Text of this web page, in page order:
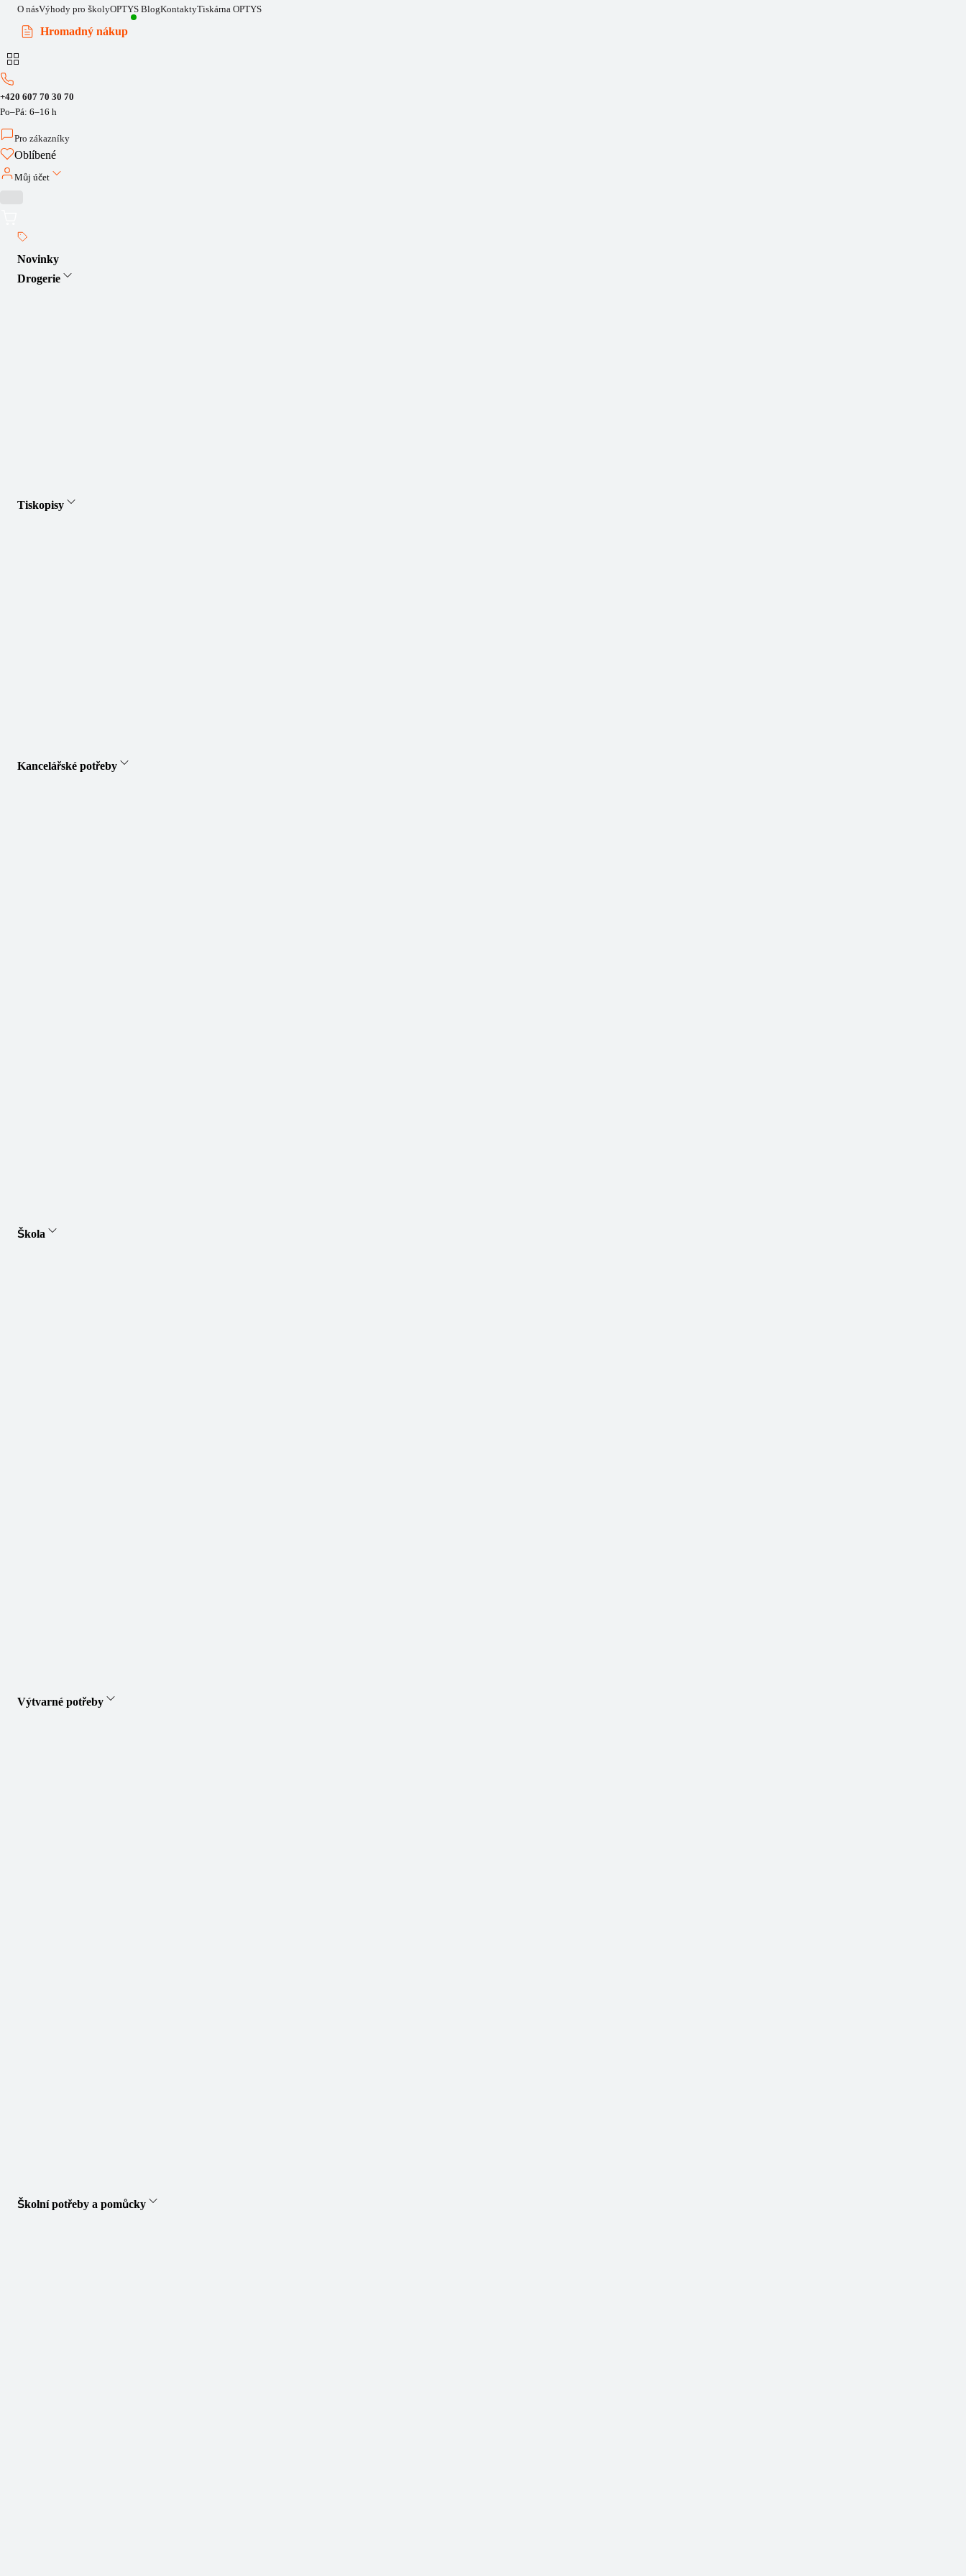
O násVýhody pro školyOPTYS BlogKontaktyTiskárna OPTYS
Hromadný nákup
+420 607 70 30 70
Po–Pá: 6–16 h
Pro zákazníky
Oblíbené
Můj účet
Novinky
Drogerie
Tiskopisy
Kancelářské potřeby
Škola
Výtvarné potřeby
Školní potřeby a pomůcky